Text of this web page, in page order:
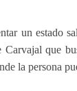
un estado
que
la persona